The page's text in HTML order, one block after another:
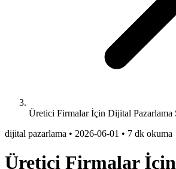
Üretici Firmalar İçin Dijital Pazarlama
dijital pazarlama • 2026-06-01 • 7 dk okuma
Üretici Firmalar